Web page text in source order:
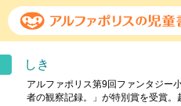
しき
アルファポリス第9回ファンタジー
者の観察記録。」が特別賞を受賞。